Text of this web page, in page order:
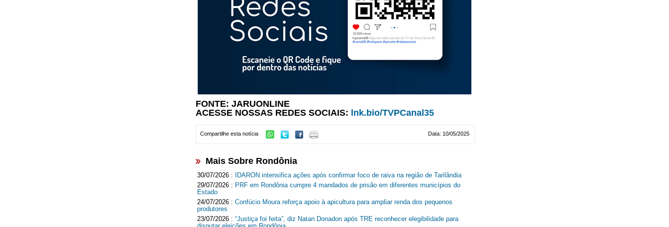
FONTE: JARUONLINE
ACESSE NOSSAS REDES SOCIAIS: lnk.bio/TVPCanal35
Data: 10/05/2025
Compartilhe esta notícia
Mais Sobre Rondônia
30/07/2026 : IDARON intensifica ações após confirmar foco de raiva na região de Tarilândia
29/07/2026 : PRF em Rondônia cumpre 4 mandados de prisão em diferentes municípios do
Estado
24/07/2026 : Confúcio Moura reforça apoio à apicultura para ampliar renda dos pequenos
produtores
23/07/2026 : “Justiça foi feita”, diz Natan Donadon após TRE reconhecer elegibilidade para